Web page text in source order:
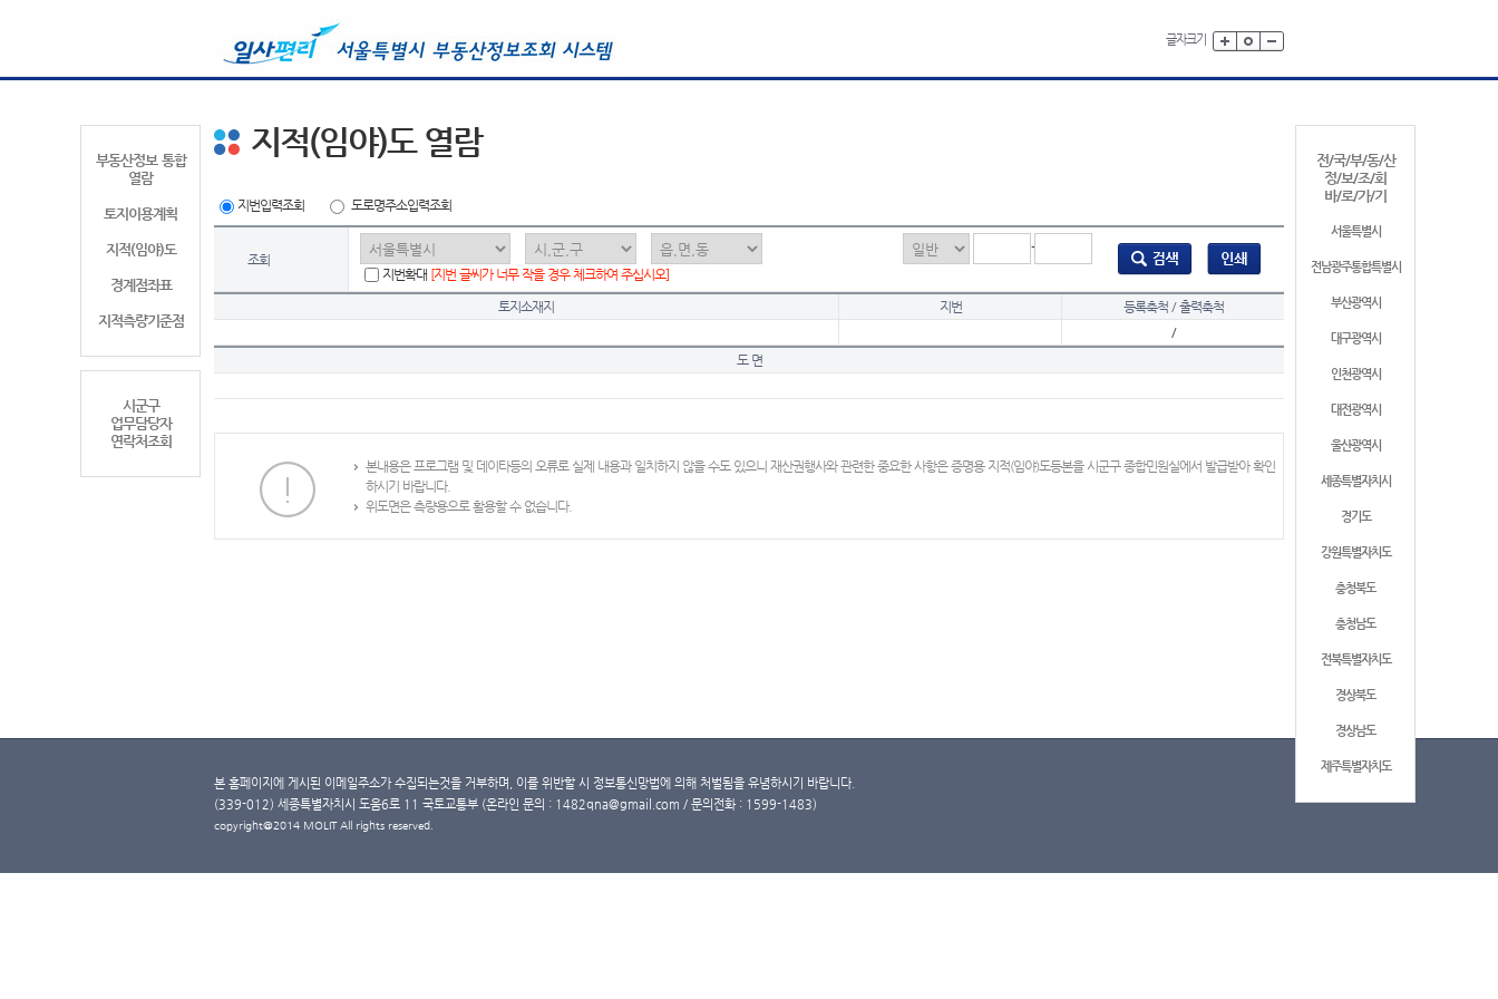
글자크기
부동산정보 통합
열람
토지이용계획
지적(임야)도
경계점좌표
지적측량기준점
시군구
업무담당자
연락처조회
전/국/부/동/산
정/보/조/회
바/로/가/기
서울특별시
전남광주통합특별시
부산광역시
대구광역시
인천광역시
대전광역시
울산광역시
세종특별자치시
경기도
강원특별자치도
충청북도
충청남도
전북특별자치도
경상북도
경상남도
제주특별자치도
지적(임야)도 열람
지번입력조회 도로명주소입력조회
조회
-
지번확대 [지번 글씨가 너무 작을 경우 체크하여 주십시오]
토지소재지 지번
등록축척 / 출력축척
/
도 면
본내용은 프로그램 및 데이타등의 오류로 실제 내용과 일치하지 않을 수도 있으니 재산권행사와 관련한 중요한 사항은 증명용 지적(임야)도등본을 시군구 종합민원실에서 발급받아 확인
하시기 바랍니다.
위도면은 측량용으로 활용할 수 없습니다.
본 홈페이지에 게시된 이메일주소가 수집되는것을 거부하며, 이를 위반할 시 정보통신망법에 의해 처벌됨을 유념하시기 바랍니다.
(339-012) 세종특별자치시 도움6로 11 국토교통부 (온라인 문의 : 1482qna@gmail.com / 문의전화 : 1599-1483)
copyright@2014 MOLIT All rights reserved.